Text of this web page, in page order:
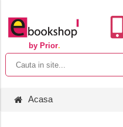
by Prior.
Acasa